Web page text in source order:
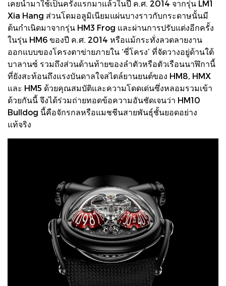
เคยนำมาใช้เป็นครั้งแรกมาแล้วในปี ค.ศ. 2014 จากรุ่น LM1
Xia Hang ส่วนโดมอลูมิเนียมแผ่นบางราวกับกระดาษนั้นมี
ต้นกำเนิดมาจากรุ่น HM3 Frog และผ่านการปรับแต่งอีกครั้ง
ในรุ่น HM6 ของปี ค.ศ. 2014 หรือแม้กระทั่งลวดลายงาน
ออกแบบของโครงตาข่ายภายใน ‘ซี่โครง’ ที่จัดวางอยู่ด้านใต้
บาลานซ์ รวมถึงส่วนด้านท้ายของลำตัวหรือตัวเรือนนาฬิกานี้
ที่ยังสะท้อนถึงแรงบันดาลใจสไตล์ยานยนต์ของ HM8, HMX
และ HM5 ด้วยคุณสมบัติและความโดดเด่นซึ่งหลอมรวมเข้า
ด้วยกันนี้ จึงได้ร่วมถ่ายทอดข้อความอันชัดเจนว่า HM10
Bulldog นี้คือจักรกลหรือแมชชีนสายพันธุ์ชั้นยอดอย่าง
แท้จริง